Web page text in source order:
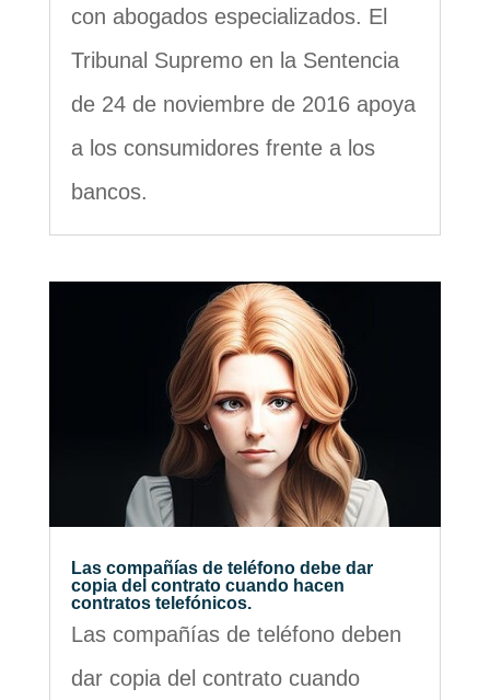
con abogados especializados. El
Tribunal Supremo en la Sentencia
de 24 de noviembre de 2016 apoya
a los consumidores frente a los
bancos.
Las compañías de teléfono debe dar
copia del contrato cuando hacen
contratos telefónicos.
Las compañías de teléfono deben
dar copia del contrato cuando